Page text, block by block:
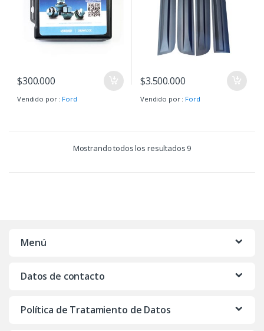
$300.000
Vendido por : Ford
$3.500.000
Vendido por : Ford
Mostrando todos los resultados 9
Menú
Datos de contacto
Política de Tratamiento de Datos